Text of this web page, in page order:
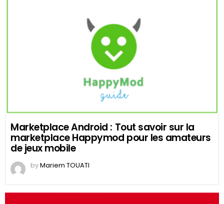
Marketplace Android : Tout savoir sur la
marketplace Happymod pour les amateurs
de jeux mobile
byMariem TOUATI